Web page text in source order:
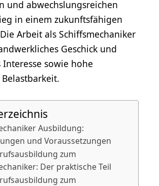
und abwechslungsreichen
in einem zukunftsfähigen
Arbeit als Schiffsmechaniker
Geschick und
Interesse sowie hohe
Ausbildung:
und Voraussetzungen
zum
Der praktische Teil
zum